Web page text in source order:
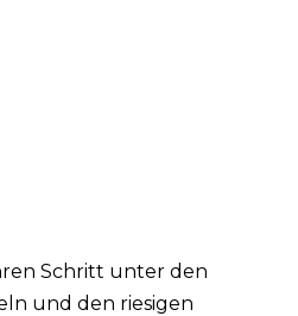
Schritt unter den
und den riesigen